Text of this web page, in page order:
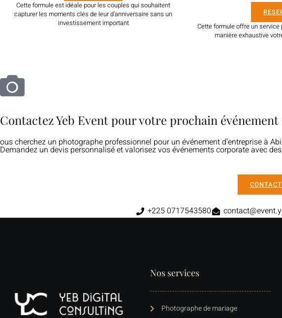
Cette formule est idéale pour les couples qui souhaitent
capturer les moments clés de leur d'anniversaire sans un
investissement important
Cette formule offre un
manière exhaustive
Contactez Yeb Event pour votre prochain événement
ous cherchez un photographe professionnel pour un événement d’entreprise à
Demandez un devis personnalisé et valorisez vos événements corporate avec
+225 0717543580
Nos services
Photographe de mariage